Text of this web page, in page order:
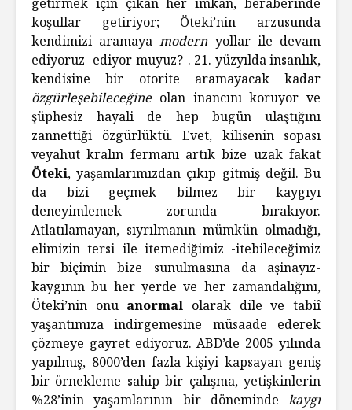
koşullar getiriyor; Öteki’nin arzusunda
kendimizi aramayamodern yollar ile devam
ediyoruz -ediyor muyuz?-. 21. yüzyılda insanlık,
kendisine bir otorite aramayacak kadar
özgürleşebileceğine olan inancını koruyor ve
şüphesiz hayali de hep bugün ulaştığını
zannettiği özgürlüktü. Evet, kilisenin sopası
veyahut kralın fermanı artık bize uzak fakat
Öteki, yaşamlarımızdan çıkıp gitmiş değil. Bu
da bizi geçmek bilmez bir kaygıyı
deneyimlemek zorunda bırakıyor.
Atlatılamayan, sıyrılmanın mümkün olmadığı,
elimizin tersi ile itemediğimiz -itebileceğimiz
bir biçimin bize sunulmasına da aşinayız-
kaygının bu her yerde ve her zamandalığını,
Öteki’nin onu anormal olarak dile ve tabiî
yaşantımıza indirgemesine müsaade ederek
çözmeye gayret ediyoruz. ABD’de 2005 yılında
yapılmış, 8000’den fazla kişiyi kapsayan geniş
bir örnekleme sahip bir çalışma, yetişkinlerin
%28’inin yaşamlarının bir döneminde kaygı